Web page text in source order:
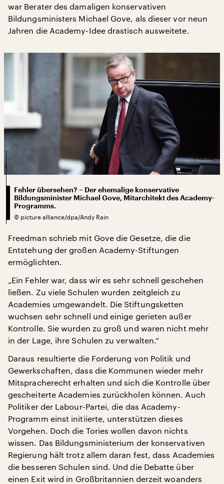
war Berater des damaligen konservativen
Bildungsministers Michael Gove, als dieser vor neun
Jahren die Academy-Idee drastisch ausweitete.
Fehler übersehen? – Der ehemalige konservative
Bildungsminister Michael Gove, Mitarchitekt des Academy-
Programms.
© picture alliance/dpa/Andy Rain
Freedman schrieb mit Gove die Gesetze, die die
Entstehung der großen Academy-Stiftungen
ermöglichten.
„Ein Fehler war, dass wir es sehr schnell geschehen
ließen. Zu viele Schulen wurden zeitgleich zu
Academies umgewandelt. Die Stiftungsketten
wuchsen sehr schnell und einige gerieten außer
Kontrolle. Sie wurden zu groß und waren nicht mehr
in der Lage, ihre Schulen zu verwalten.“
Daraus resultierte die Forderung von Politik und
Gewerkschaften, dass die Kommunen wieder mehr
Mitspracherecht erhalten und sich die Kontrolle über
gescheiterte Academies zurückholen können. Auch
Politiker der Labour-Partei, die das Academy-
Programm einst initiierte, unterstützen dieses
Vorgehen. Doch die Tories wollen davon nichts
wissen. Das Bildungsministerium der konservativen
Regierung hält trotz allem daran fest, dass Academies
die besseren Schulen sind. Und die Debatte über
einen Exit wird in Großbritannien derzeit woanders